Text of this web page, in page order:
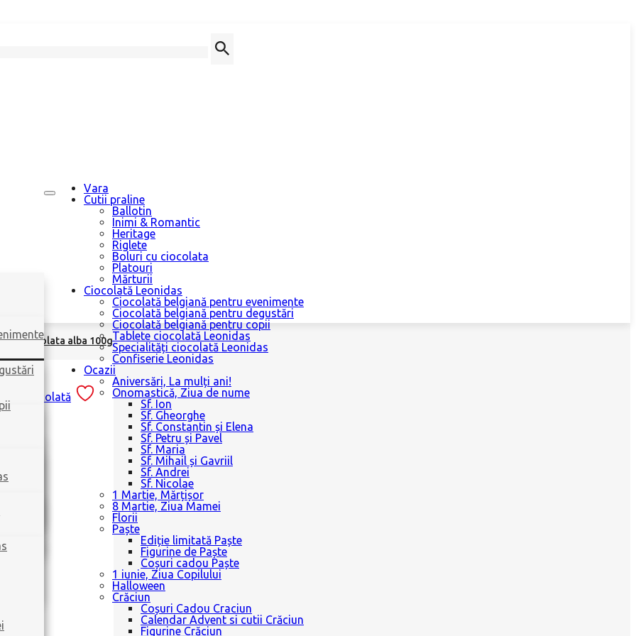
Vara
Cutii praline
Ballotin
Inimi & Romantic
Heritage
Riglete
Boluri cu ciocolata
Platouri
Mărturii
Ciocolată Leonidas
Ciocolată belgiană pentru evenimente
Ciocolată belgiană pentru degustări
Ciocolată belgiană pentru copii
Tablete ciocolată Leonidas
Specialități ciocolată Leonidas
Confiserie Leonidas
Ocazii
Aniversări, La mulți ani!
Onomastică, Ziua de nume
Sf. Ion
Sf. Gheorghe
Sf. Constantin și Elena
Sf. Petru și Pavel
Sf. Maria
Sf. Mihail și Gavriil
Sf. Andrei
Sf. Nicolae
1 Martie, Mărțișor
8 Martie, Ziua Mamei
Florii
Paște
Ediție limitată Paște
Figurine de Paște
Coșuri cadou Paște
1 iunie, Ziua Copilului
Halloween
Crăciun
Coșuri Cadou Craciun
Calendar Advent si cutii Crăciun
Figurine Crăciun
ciocolata alba 100g